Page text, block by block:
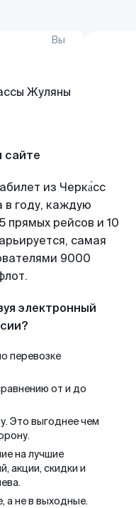
Вы
сайте
из Черка́сс
в году, каждую
прямых рейсов и 10
самая
9000
электронный
перевозке
от и до
Это выгоднее чем
на лучшие
акции, скидки и
а не в выходные.